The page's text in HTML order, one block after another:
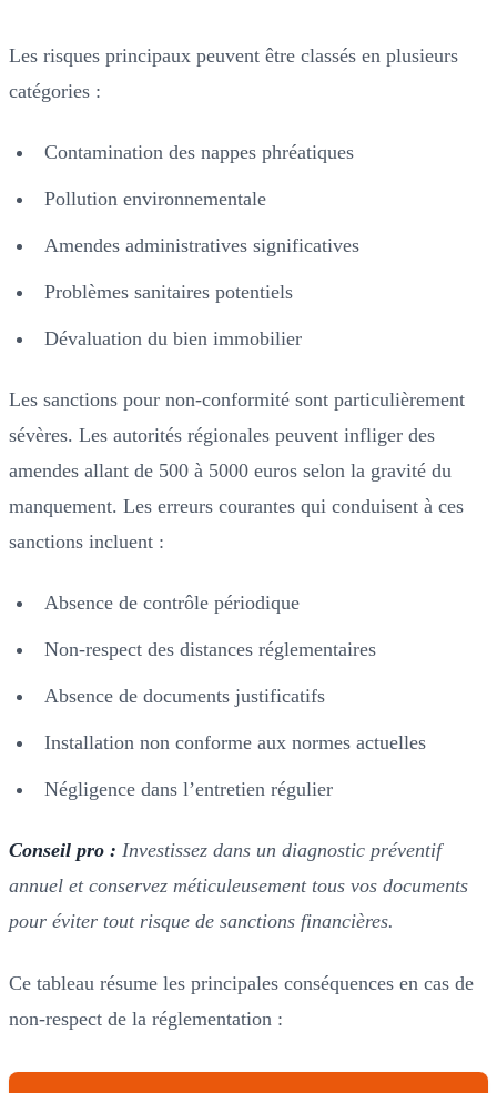
Les risques principaux peuvent être classés en plusieurs
catégories :
Contamination des nappes phréatiques
Pollution environnementale
Amendes administratives significatives
Problèmes sanitaires potentiels
Dévaluation du bien immobilier
Les sanctions pour non-conformité sont particulièrement
sévères. Les autorités régionales peuvent infliger des
amendes allant de 500 à 5000 euros selon la gravité du
manquement. Les erreurs courantes qui conduisent à ces
sanctions incluent :
Absence de contrôle périodique
Non-respect des distances réglementaires
Absence de documents justificatifs
Installation non conforme aux normes actuelles
Négligence dans l’entretien régulier
Conseil pro : Investissez dans un diagnostic préventif
annuel et conservez méticuleusement tous vos documents
pour éviter tout risque de sanctions financières.
Ce tableau résume les principales conséquences en cas de
non-respect de la réglementation :